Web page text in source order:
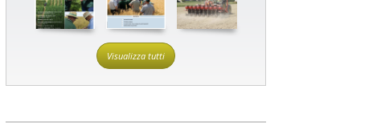
Visualizza tutti